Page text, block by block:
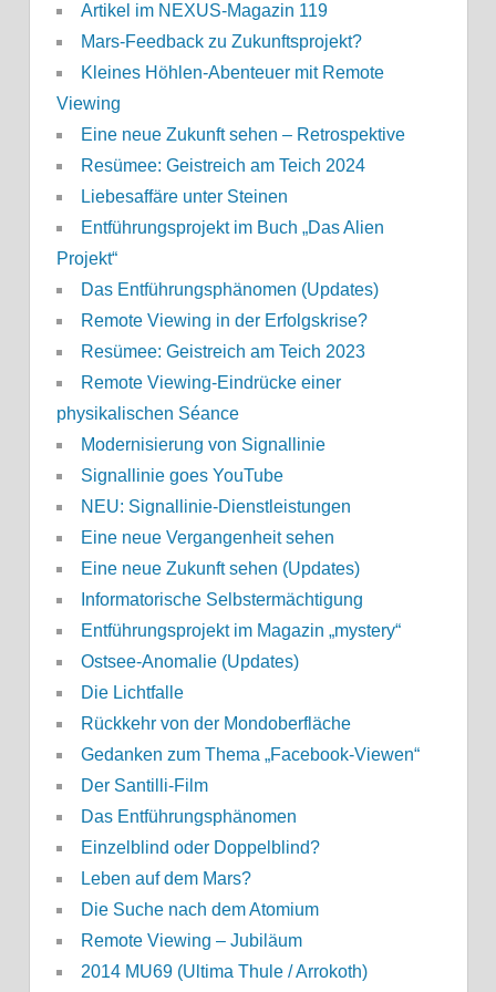
Artikel im NEXUS-Magazin 119
Mars-Feedback zu Zukunftsprojekt?
Kleines Höhlen-Abenteuer mit Remote
Viewing
Eine neue Zukunft sehen – Retrospektive
Resümee: Geistreich am Teich 2024
Liebesaffäre unter Steinen
Entführungsprojekt im Buch „Das Alien
Projekt“
Das Entführungsphänomen (Updates)
Remote Viewing in der Erfolgskrise?
Resümee: Geistreich am Teich 2023
Remote Viewing-Eindrücke einer
physikalischen Séance
Modernisierung von Signallinie
Signallinie goes YouTube
NEU: Signallinie-Dienstleistungen
Eine neue Vergangenheit sehen
Eine neue Zukunft sehen (Updates)
Informatorische Selbstermächtigung
Entführungsprojekt im Magazin „mystery“
Ostsee-Anomalie (Updates)
Die Lichtfalle
Rückkehr von der Mondoberfläche
Gedanken zum Thema „Facebook-Viewen“
Der Santilli-Film
Das Entführungsphänomen
Einzelblind oder Doppelblind?
Leben auf dem Mars?
Die Suche nach dem Atomium
Remote Viewing – Jubiläum
2014 MU69 (Ultima Thule / Arrokoth)